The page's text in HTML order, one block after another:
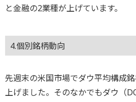
と金融の2業種が上げています。
4.個別銘柄動向
先週末の米国市場でダウ平均構成
上げました。そのなかでもダウ（